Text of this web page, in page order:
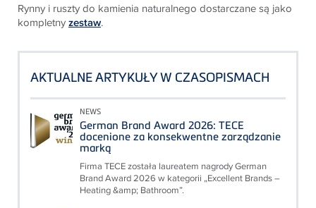
Rynny i ruszty do kamienia naturalnego dostarczane są jako
kompletnyzestaw.
AKTUALNE ARTYKUŁY W CZASOPISMACH
NEWS
German Brand Award 2026: TECE
docenione za konsekwentne zarządzanie
marką
Firma TECE została laureatem nagrody German
Brand Award 2026 w kategorii „Excellent Brands –
Heating &amp; Bathroom”.